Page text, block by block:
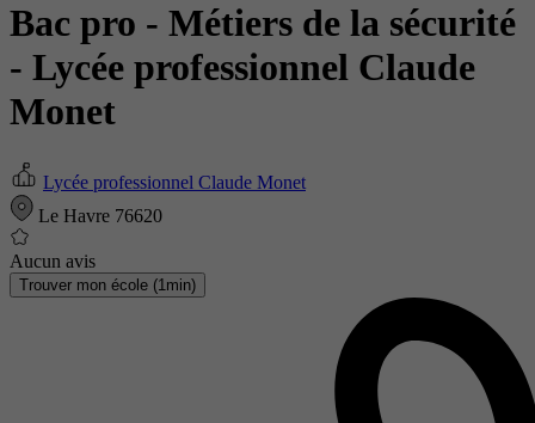
Bac pro - Métiers de la sécurité
- Lycée professionnel Claude
Monet
Lycée professionnel Claude Monet
Le Havre 76620
Aucun avis
Trouver mon école (1min)